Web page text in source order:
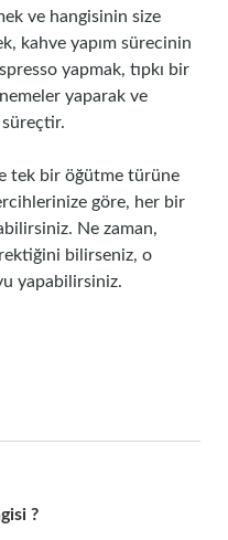
ve hangisinin size
kahve yapım sürecinin
yapmak, tıpkı bir
yaparak ve
tek bir öğütme türüne
göre, her bir
Ne zaman,
bilirseniz, o
yapabilirsiniz.
?